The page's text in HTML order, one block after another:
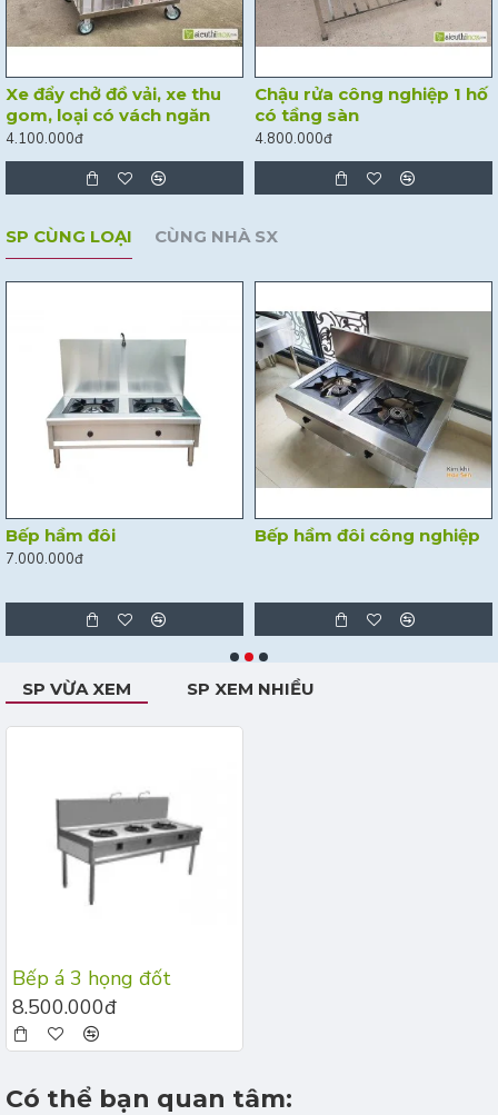
Xe đẩy chở đồ vải, xe thu
gom, loại có vách ngăn
4.100.000đ
Chậu rửa công nghiệp 1 hố
có tầng sàn
4.800.000đ
SP CÙNG LOẠI CÙNG NHÀ SX
Bếp hầm đôi
7.000.000đ
Bếp hầm đôi công nghiệp
SP VỪA XEM SP XEM NHIỀU
Bếp á 3 họng đốt
8.500.000đ
Có thể bạn quan tâm: